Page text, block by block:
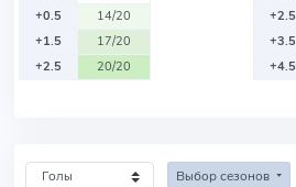
+0.5
14/20
+1.5
17/20
+2.5
20/20
+2.5
+3.5
+4.5
Выбор сезонов